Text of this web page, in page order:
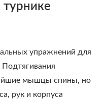
турнике
упражнений для
Подтягивания
мышцы спины, но
рук и корпуса